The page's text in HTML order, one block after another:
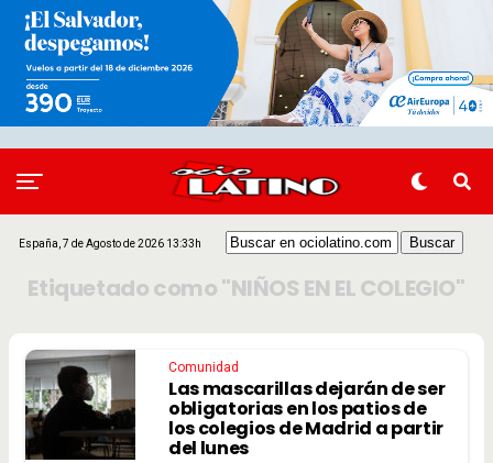
España, 7 de Agosto de 2026 13:33h
Etiquetado como "NIÑOS EN EL COLEGIO"
Comunidad
Las mascarillas dejarán de ser
obligatorias en los patios de
los colegios de Madrid a partir
del lunes